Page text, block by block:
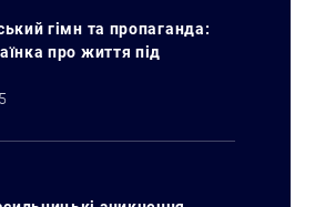
гімн та пропаганда:
про життя під